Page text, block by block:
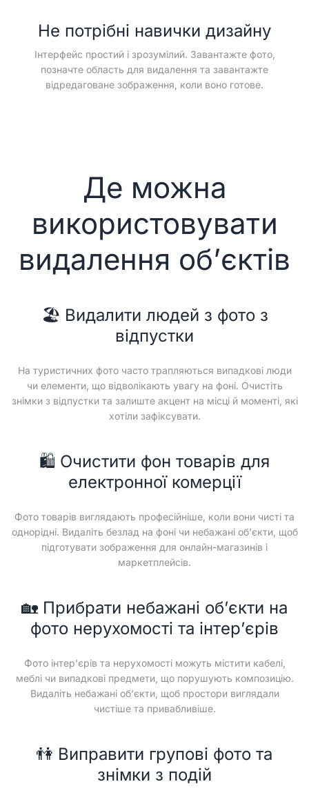
Не потрібні навички дизайну
Інтерфейс простий і зрозумілий. Завантажте фото,
позначте область для видалення та завантажте
відредаговане зображення, коли воно готове.
Де можна
використовувати
видалення об’єктів
🏖️ Видалити людей з фото з
відпустки
На туристичних фото часто трапляються випадкові люди
чи елементи, що відволікають увагу на фоні. Очистіть
знімки з відпустки та залиште акцент на місці й моменті, які
хотіли зафіксувати.
🛍️ Очистити фон товарів для
електронної комерції
Фото товарів виглядають професійніше, коли вони чисті та
однорідні. Видаліть безлад на фоні чи небажані об’єкти, щоб
підготувати зображення для онлайн-магазинів і
маркетплейсів.
🏡 Прибрати небажані об’єкти на
фото нерухомості та інтер’єрів
Фото інтер’єрів та нерухомості можуть містити кабелі,
меблі чи випадкові предмети, що порушують композицію.
Видаліть небажані об’єкти, щоб простори виглядали
чистіше та привабливіше.
👫 Виправити групові фото та
знімки з подій